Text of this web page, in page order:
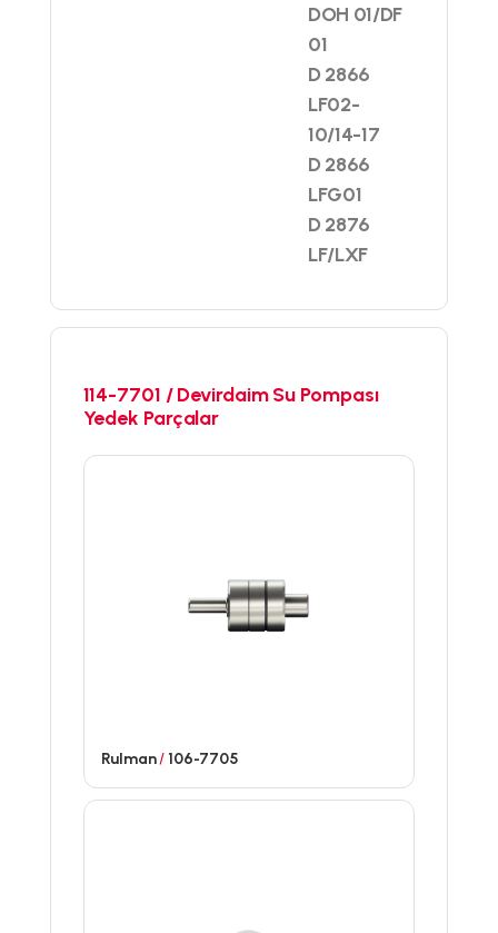
DOH 01/DF
01
D 2866
LF02-
10/14-17
D 2866
LFG01
D 2876
LF/LXF
114-7701 / Devirdaim Su Pompası
Yedek Parçalar
Rulman/ 106-7705